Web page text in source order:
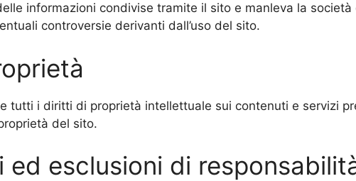
informazioni condivise tramite il sito e manleva la società
controversie derivanti dall’uso del sito.
tutti i diritti di proprietà intellettuale sui contenuti e servizi
del sito.
ed esclusioni di